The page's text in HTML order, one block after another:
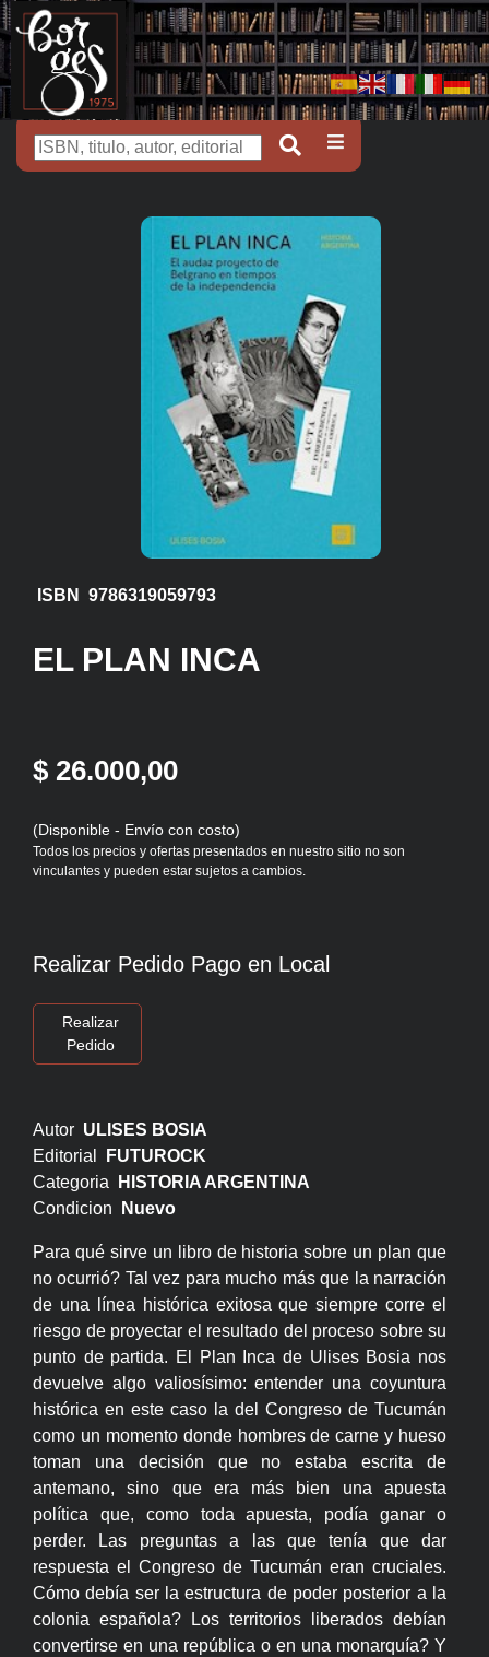
ISBN 9786319059793
EL PLAN INCA
$ 26.000,00
(Disponible - Envío con costo)
Todos los precios y ofertas presentados en nuestro sitio no son
vinculantes y pueden estar sujetos a cambios.
Realizar Pedido Pago en Local
Realizar
Pedido
Autor ULISES BOSIA
Editorial
FUTUROCK
Categoria
HISTORIA ARGENTINA
Condicion
Nuevo
Para qué sirve un libro de historia sobre un plan que
no ocurrió? Tal vez para mucho más que la narración
de una línea histórica exitosa que siempre corre el
riesgo de proyectar el resultado del proceso sobre su
punto de partida. El Plan Inca de Ulises Bosia nos
devuelve algo valiosísimo: entender una coyuntura
histórica en este caso la del Congreso de Tucumán
como un momento donde hombres de carne y hueso
toman una decisión que no estaba escrita de
antemano, sino que era más bien una apuesta
política que, como toda apuesta, podía ganar o
perder. Las preguntas a las que tenía que dar
respuesta el Congreso de Tucumán eran cruciales.
Cómo debía ser la estructura de poder posterior a la
colonia española? Los territorios liberados debían
convertirse en una república o en una monarquía? Y